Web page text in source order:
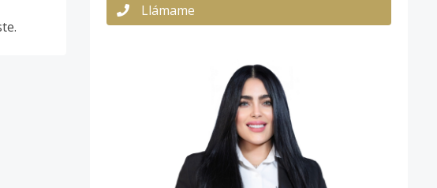
Llámame